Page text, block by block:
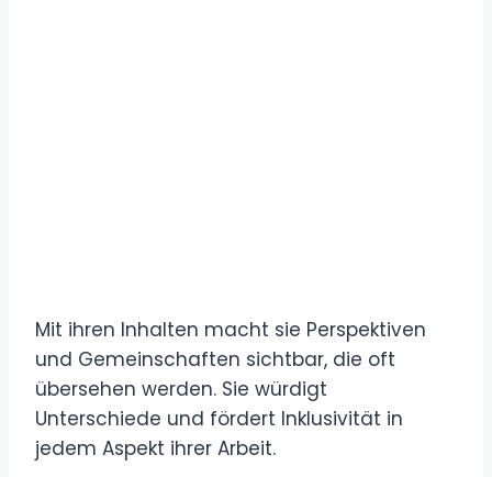
Mit ihren Inhalten macht sie Perspektiven
und Gemeinschaften sichtbar, die oft
übersehen werden. Sie würdigt
Unterschiede und fördert Inklusivität in
jedem Aspekt ihrer Arbeit.